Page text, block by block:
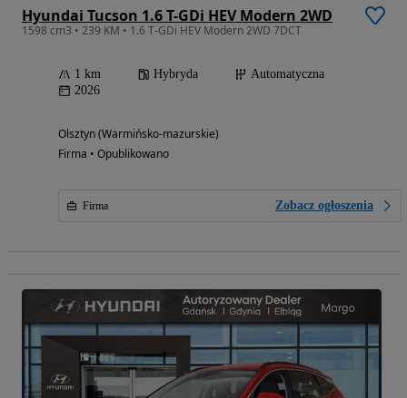
Hyundai Tucson 1.6 T-GDi HEV Modern 2WD
1598 cm3 • 239 KM • 1.6 T-GDi HEV Modern 2WD 7DCT
1 km Hybryda
Automatyczna
2026
Olsztyn (Warmińsko-mazurskie)
Firma • Opublikowano
Firma Zobacz ogłoszenia